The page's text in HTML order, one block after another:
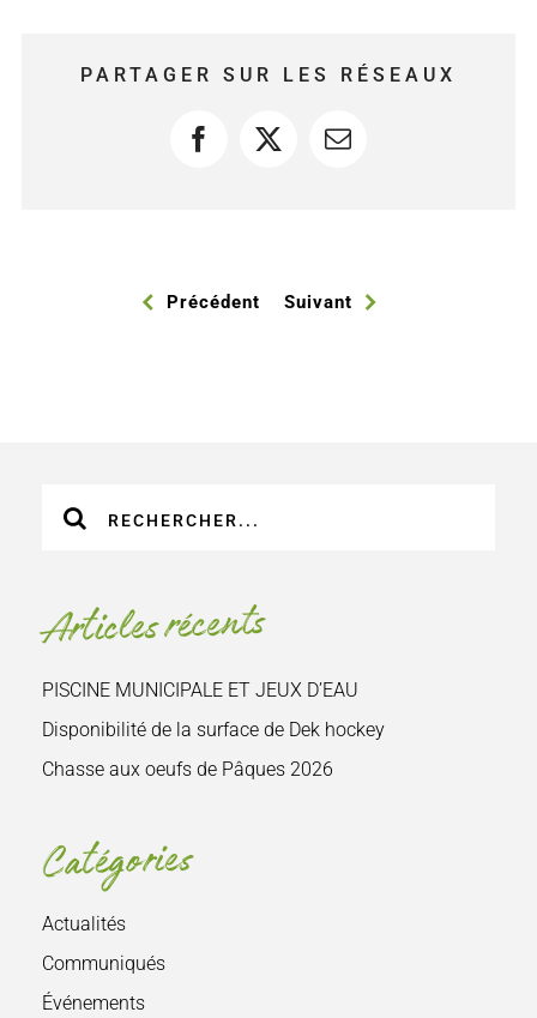
PARTAGER SUR LES RÉSEAUX
Facebook
X Courriel
Précédent Suivant
sur
Articles récents
PISCINE MUNICIPALE ET JEUX D’EAU
Disponibilité de la surface de Dek hockey
Chasse aux oeufs de Pâques 2026
Catégories
Actualités
Communiqués
Événements